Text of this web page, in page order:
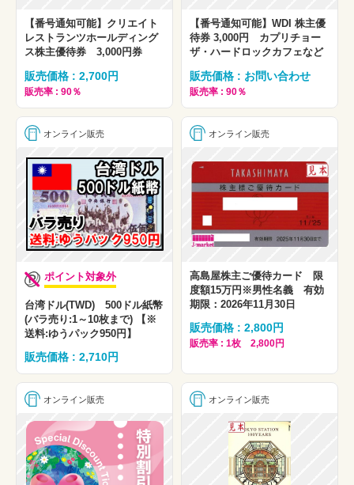
【番号通知可能】クリエイト
レストランツホールディング
ス株主優待券 3,000円券
販売価格 : 2,700円
販売率 : 90％
【番号通知可能】WDI 株主優
待券 3,000円 カプリチョー
ザ・ハードロックカフェなど
販売価格 : お問い合わせ
販売率 : 90％
オンライン販売
ポイント対象外
台湾ドル(TWD) 500ドル紙幣
(バラ売り:1～10枚まで) 【※
送料:ゆうパック950円】
販売価格 : 2,710円
オンライン販売
高島屋株主ご優待カード 限
度額15万円※男性名義 有効
期限：2026年11月30日
販売価格 : 2,800円
販売率 : 1枚 2,800円
オンライン販売 オンライン販売